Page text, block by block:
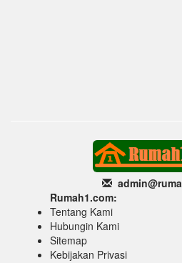
Rumah1.com:
Tentang Kami
Hubungin Kami
Sitemap
Kebijakan Privasi